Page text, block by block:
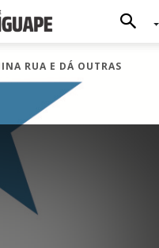
RUA E DÁ OUTRAS